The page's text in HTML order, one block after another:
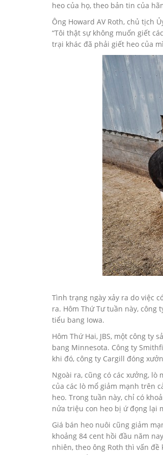
heo của họ, theo bản tin của
Ông Howard AV Roth, chủ tịch
“Tôi thật sự không muốn giết
trại khác đã phải giết heo của
Tình trạng ngày xảy ra do việc
ra. Hôm Thứ Tư tuần này, công
tiểu bang Iowa.
Hôm Thứ Hai, JBS, một công
bang Minnesota. Công ty
khi đó, công ty Cargill đóng
Ngoài ra, cũng có các xưởng,
của các lò mổ giảm mạnh trên
heo. Trong tuần này, chỉ có
nửa triệu con heo bị ứ đọng lại
Giá bán heo nuôi cũng giảm
khoảng 84 cent hồi đầu năm
nhiên, theo ông Roth thì vấn